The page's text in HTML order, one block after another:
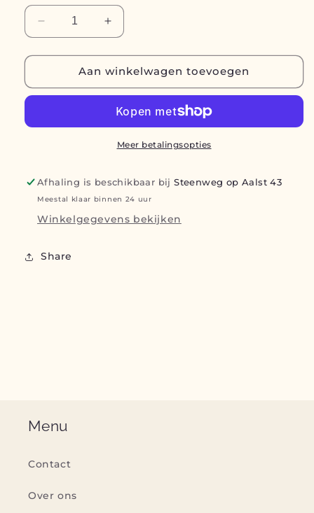
Aantal
verlagen
voor
Skin
(25ml)
Aantal
verhogen
voor
24h
Skin
Cream
(25ml)
Aan winkelwagen toevoegen
Meer betalingsopties
Afhaling is beschikbaar bijSteenweg op Aalst 43
Meestal klaar binnen 24 uur
Winkelgegevens bekijken
Share
Menu
Contact
Over ons